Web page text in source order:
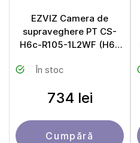
EZVIZ Camera de
supraveghere PT CS-
H6c-R105-1L2WF (H6c
În stoc
734 lei
Cumpără